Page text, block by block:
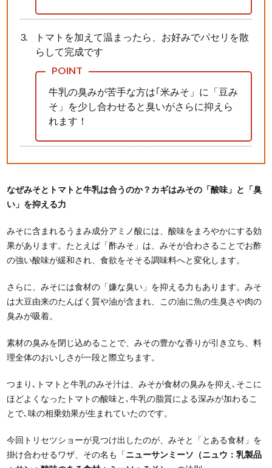
トマトを加えて温まったら、お好みでパセリを散
らして完成です
牛乳の臭みが苦手な方は｢米みそ」に「豆み
そ」を少し合わせると臭いがさらに抑えら
れます！
なぜみそとトマトと牛乳は合うのか？カギはみその「酸味」と「臭
い」を抑える力
みそに含まれるうまみ成分アミノ酸には、酸味をまろやかにする効
果があります。たとえば「酢みそ」は、みそが合わさることでお酢
の強い酸味が緩和され、食欲をそそる調味料へと変化します。
さらに、みそには食材の「嫌な臭い」を抑える力もあります。みそ
は大豆由来のたんぱく質や油が含まれ、この油に魚の生臭さや肉の
臭みが吸着。
素材の臭みを閉じ込めることで、みその豊かな香りが引き立ち、料
理全体のおいしさが一段と際立ちます。
つまり､トマトと牛乳のみそ汁は、みそが食材の臭みを抑え､そこに
ほどよくなったトマトの酸味と､牛乳の脂質による深みが加わるこ
とで､味の相乗効果が生まれていたのです。
今回トリセツショーが見つけ出したのが、みそと「とある食材」を
掛け合わせるワザ、その名も「ニューサンミーソ（ニュウ：乳製品